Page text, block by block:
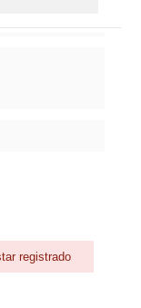
registrado